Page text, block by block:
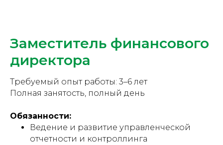
Заместитель финансового
директора
Требуемый опыт работы: 3–6 лет
Полная занятость, полный день
Обязанности:
Ведение и развитие управленческой
отчетности и контроллинга